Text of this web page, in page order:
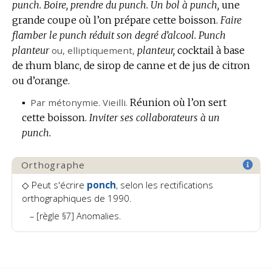
punch. Boire, prendre du punch. Un bol à punch, une
grande coupe où l’on prépare cette boisson. Faire
flamber le punch réduit son degré d’alcool. Punch
planteur ou, elliptiquement, planteur, cocktail à base
de rhum blanc, de sirop de canne et de jus de citron
ou d’orange.
▪ Par métonymie. Vieilli. Réunion où l’on sert
cette boisson. Inviter ses collaborateurs à un
punch.
Orthographe
◇ Peut s'écrire ponch, selon les rectifications
orthographiques de 1990.
[règle §7] Anomalies.